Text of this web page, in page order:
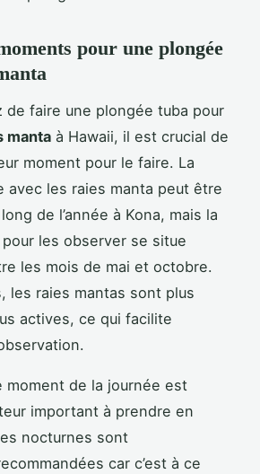
pour une plongée
de faire une plongée tuba pour
manta à Hawaii, il est crucial de
moment pour le faire. La
avec les raies manta peut être
de l’année à Kona, mais la
les observer se situe
les mois de mai et octobre.
les raies mantas sont plus
actives, ce qui facilite
moment de la journée est
important à prendre en
nocturnes sont
car c’est à ce